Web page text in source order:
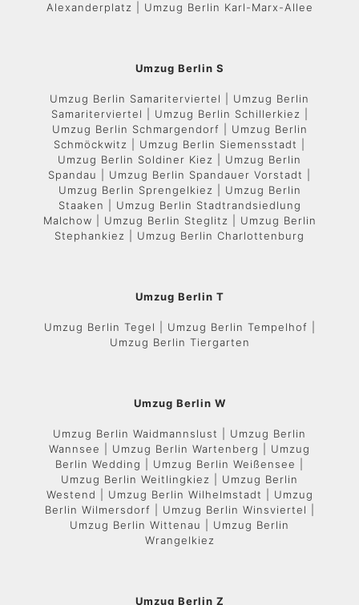
Alexanderplatz | Umzug Berlin Karl-Marx-Allee
Umzug Berlin S
Umzug Berlin Samariterviertel | Umzug Berlin
Samariterviertel | Umzug Berlin Schillerkiez |
Umzug Berlin Schmargendorf | Umzug Berlin
Schmöckwitz | Umzug Berlin Siemensstadt |
Umzug Berlin Soldiner Kiez | Umzug Berlin
Spandau | Umzug Berlin Spandauer Vorstadt |
Umzug Berlin Sprengelkiez | Umzug Berlin
Staaken | Umzug Berlin Stadtrandsiedlung
Malchow | Umzug Berlin Steglitz | Umzug Berlin
Stephankiez | Umzug Berlin Charlottenburg
Umzug Berlin T
Umzug Berlin Tegel | Umzug Berlin Tempelhof |
Umzug Berlin Tiergarten
Umzug Berlin W
Umzug Berlin Waidmannslust | Umzug Berlin
Wannsee | Umzug Berlin Wartenberg | Umzug
Berlin Wedding | Umzug Berlin Weißensee |
Umzug Berlin Weitlingkiez | Umzug Berlin
Westend | Umzug Berlin Wilhelmstadt | Umzug
Berlin Wilmersdorf | Umzug Berlin Winsviertel |
Umzug Berlin Wittenau | Umzug Berlin
Wrangelkiez
Umzug Berlin Z